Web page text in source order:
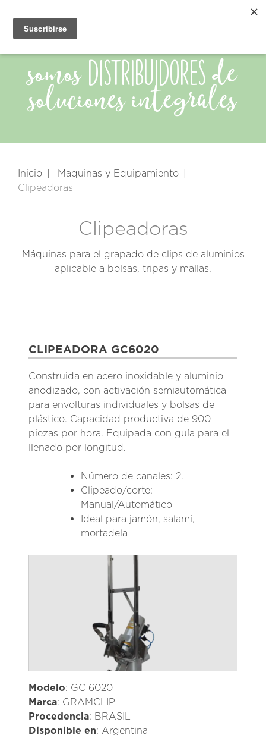
somos distribuidoresde
soluciones integrales
Inicio
Maquinas y Equipamiento
Clipeadoras
Clipeadoras
Máquinas para el grapado de clips de aluminios
aplicable a bolsas, tripas y mallas.
CLIPEADORA GC6020
Construida en acero inoxidable y aluminio
anodizado, con activación semiautomática
para envolturas individuales y bolsas de
plástico. Capacidad productiva de 900
piezas por hora. Equipada con guía para el
llenado por longitud.
Número de canales: 2.
Clipeado/corte:
Manual/Automático
Ideal para jamón, salami,
mortadela
Modelo: GC 6020
Marca: GRAMCLIP
Procedencia: BRASIL
Disponible en: Argentina